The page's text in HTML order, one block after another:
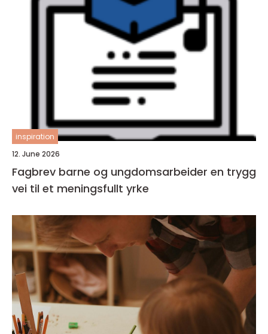
inspiration
12. June 2026
Fagbrev barne og ungdomsarbeider en trygg
vei til et meningsfullt yrke